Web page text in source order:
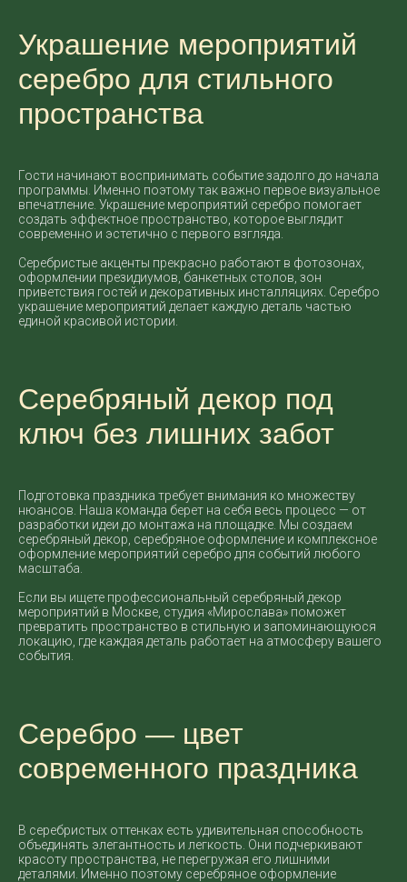
Украшение мероприятий
серебро для стильного
пространства
Гости начинают воспринимать событие задолго до начала
программы. Именно поэтому так важно первое визуальное
впечатление. Украшение мероприятий серебро помогает
создать эффектное пространство, которое выглядит
современно и эстетично с первого взгляда.
Серебристые акценты прекрасно работают в фотозонах,
оформлении президиумов, банкетных столов, зон
приветствия гостей и декоративных инсталляциях. Серебро
украшение мероприятий делает каждую деталь частью
единой красивой истории.
Серебряный декор под
ключ без лишних забот
Подготовка праздника требует внимания ко множеству
нюансов. Наша команда берет на себя весь процесс — от
разработки идеи до монтажа на площадке. Мы создаем
серебряный декор, серебряное оформление и комплексное
оформление мероприятий серебро для событий любого
масштаба.
Если вы ищете профессиональный серебряный декор
мероприятий в Москве, студия «Мирослава» поможет
превратить пространство в стильную и запоминающуюся
локацию, где каждая деталь работает на атмосферу вашего
события.
Серебро — цвет
современного праздника
В серебристых оттенках есть удивительная способность
объединять элегантность и легкость. Они подчеркивают
красоту пространства, не перегружая его лишними
деталями. Именно поэтому серебряное оформление